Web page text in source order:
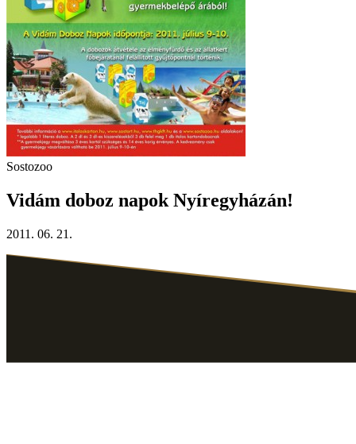
Sostozoo
Vidám doboz napok Nyíregyházán!
2011. 06. 21.